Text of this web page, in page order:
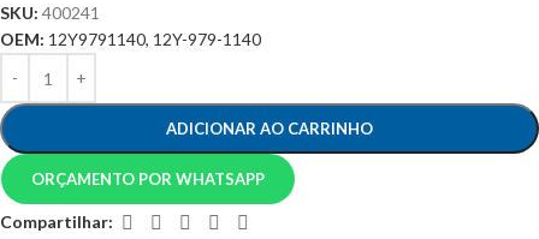
SKU: 400241
OEM: 12Y9791140, 12Y-979-1140
ADICIONAR AO CARRINHO
ORÇAMENTO POR WHATSAPP
Compartilhar: